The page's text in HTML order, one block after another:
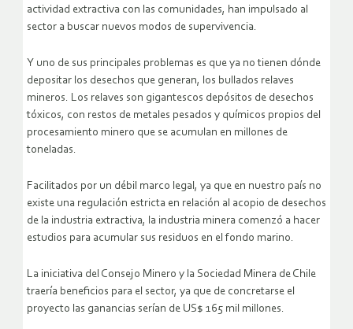
actividad extractiva con las comunidades, han impulsado al
sector a buscar nuevos modos de supervivencia.
Y uno de sus principales problemas es que ya no tienen dónde
depositar los desechos que generan, los bullados relaves
mineros. Los relaves son gigantescos depósitos de desechos
tóxicos, con restos de metales pesados y químicos propios del
procesamiento minero que se acumulan en millones de
toneladas.
Facilitados por un débil marco legal, ya que en nuestro país no
existe una regulación estricta en relación al acopio de desechos
de la industria extractiva, la industria minera comenzó a hacer
estudios para acumular sus residuos en el fondo marino.
La iniciativa del Consejo Minero y la Sociedad Minera de Chile
traería beneficios para el sector, ya que de concretarse el
proyecto las ganancias serían de US$ 165 mil millones.